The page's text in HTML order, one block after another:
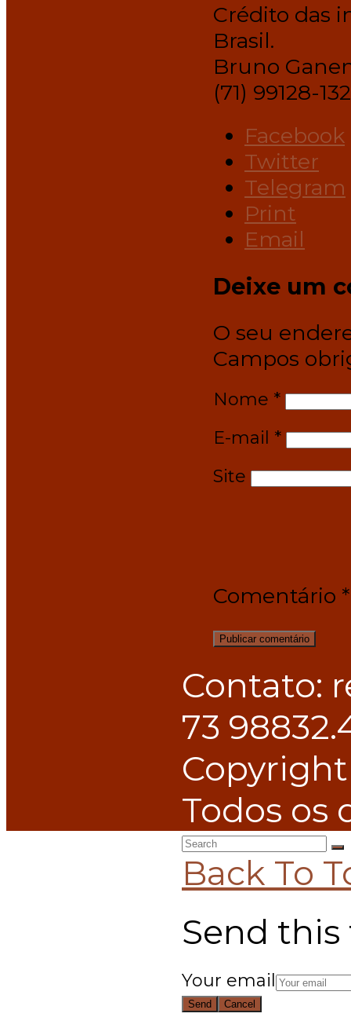
Crédito das
Brasil.
Bruno
(71) 99128-
Facebook
Twitter
Telegram
Print
Email
Deixe um
O seu
Campos
Nome *
E-mail *
Site
Comentário *
Contato:
73
Todos os
Back To
Send
Your email
Send Cancel